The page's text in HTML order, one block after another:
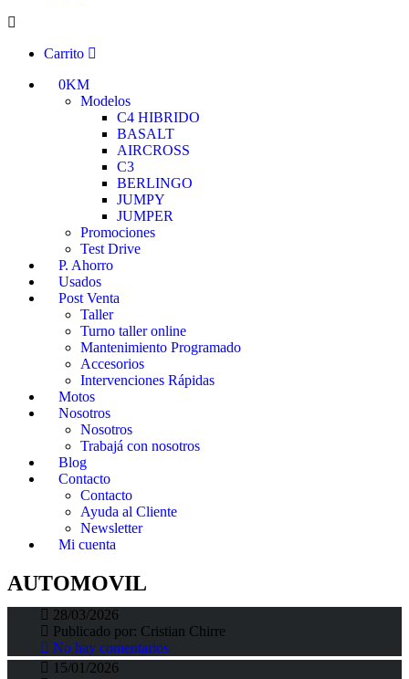
Carrito
0KM
Modelos
C4 HIBRIDO
BASALT
AIRCROSS
C3
BERLINGO
JUMPY
JUMPER
Promociones
Test Drive
P. Ahorro
Usados
Post Venta
Taller
Turno taller online
Mantenimiento Programado
Accesorios
Intervenciones Rápidas
Motos
Nosotros
Nosotros
Trabajá con nosotros
Blog
Contacto
Contacto
Ayuda al Cliente
Newsletter
Mi cuenta
AUTOMOVIL
Fortunato Fortino>
28/03/2026
Publicado por: Cristian Chirre
No hay comentarios
NUEVO CITROËN C4 HÍBRIDO
PREVENTA
15/01/2026
NUEVO CITROËN BASALT